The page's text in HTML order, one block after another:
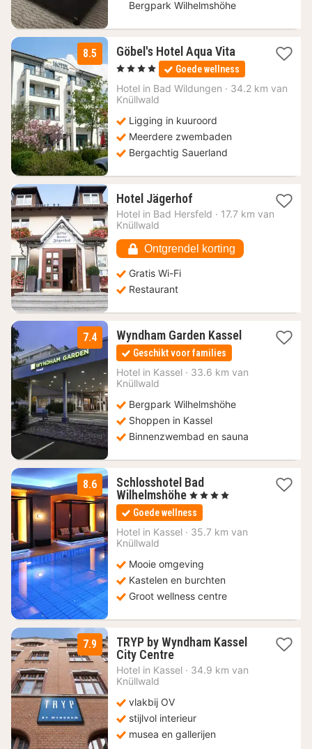
Bergpark Wilhelmshöhe
8.5 Göbel's Hotel Aqua Vita1
nacht
vanaf
146,65
, 4 Sterren Goede wellness
Hotel in Bad Wildungen · 34.2 km van
Knüllwald
Ligging in kuuroord
Meerdere zwembaden
Bergachtig Sauerland
Hotel Jägerhof1
nacht
€
Hotel in Bad Hersfeld · 17.7 km van
Knüllwald
Ontgrendel korting
Gratis Wi-Fi
Restaurant
7.4 Wyndham Garden Kassel1
79,21
Geschikt voor families
Hotel in Kassel · 33.6 km van
Knüllwald
Bergpark Wilhelmshöhe
Shoppen in Kassel
Binnenzwembad en sauna
8.6
Schlosshotel Bad
Wilhelmshöhe 1
nacht
vanaf
162,75
, 4 Sterren
Goede wellness
Hotel in Kassel · 35.7 km van
Knüllwald
Mooie omgeving
Kastelen en burchten
Groot wellness centre
7.9
TRYP by Wyndham Kassel
City Centre1
nacht
€
Hotel in Kassel · 34.9 km van
Knüllwald
vlakbij OV
stijlvol interieur
musea en gallerijen